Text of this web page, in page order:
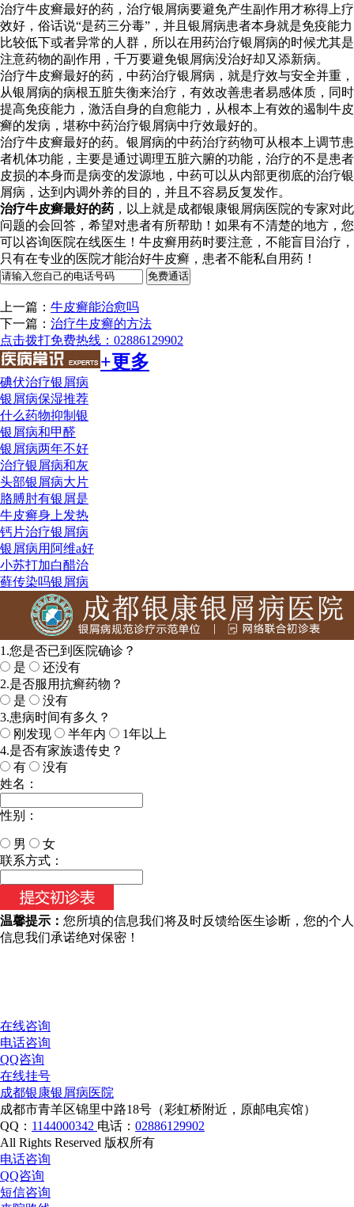
治疗牛皮癣最好的药，治疗银屑病要避免产生副作用才称得上疗
效好，俗话说“是药三分毒”，并且银屑病患者本身就是免疫能力
比较低下或者异常的人群，所以在用药治疗银屑病的时候尤其是
注意药物的副作用，千万要避免银屑病没治好却又添新病。
治疗牛皮癣最好的药，中药治疗银屑病，就是疗效与安全并重，
从银屑病的病根五脏失衡来治疗，有效改善患者易感体质，同时
提高免疫能力，激活自身的自愈能力，从根本上有效的遏制牛皮
癣的发病，堪称中药治疗银屑病中疗效最好的。
治疗牛皮癣最好的药。银屑病的中药治疗药物可从根本上调节患
者机体功能，主要是通过调理五脏六腑的功能，治疗的不是患者
皮损的本身而是病变的发源地，中药可以从内部更彻底的治疗银
屑病，达到内调外养的目的，并且不容易反复发作。
治疗牛皮癣最好的药 ，以上就是成都银康银屑病医院的专家对此
问题的会回答，希望对患者有所帮助！如果有不清楚的地方，您
可以咨询医院在线医生！牛皮癣用药时要注意，不能盲目治疗，
只有在专业的医院才能治好牛皮癣，患者不能私自用药！
上一篇： 牛皮癣能治愈吗
下一篇： 治疗牛皮癣的方法
点击拨打免费热线：02886129902
+更多
碘伏治疗银屑病
银屑病保湿推荐
什么药物抑制银
银屑病和甲醛
银屑病两年不好
治疗银屑病和灰
头部银屑病大片
胳膊肘有银屑是
牛皮癣身上发热
钙片治疗银屑病
银屑病用阿维a好
小苏打加白醋治
藓传染吗银屑病
1.您是否已到医院确诊？
是
还没有
2.是否服用抗癣药物？
是
没有
3.患病时间有多久？
刚发现
半年内
1年以上
4.是否有家族遗传史？
有
没有
姓名：
性别：
男
女
今天日期：
联系方式：
温馨提示： 您所填的信息我们将及时反馈给医生诊断，您的个人
信息我们承诺绝对保密！
在线咨询
电话咨询
QQ咨询
在线挂号
成都银康银屑病医院
成都市青羊区锦里中路18号（彩虹桥附近，原邮电宾馆）
QQ： 1144000342 电话： 02886129902
All Rights Reserved 版权所有
电话咨询
QQ咨询
短信咨询